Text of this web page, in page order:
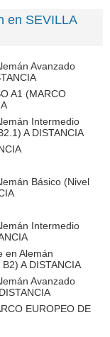
en SEVILLA
Avanzado
A1 (MARCO
Intermedio
A DISTANCIA
Básico (Nivel
Intermedio
en Alemán
A DISTANCIA
Avanzado
EUROPEO DE